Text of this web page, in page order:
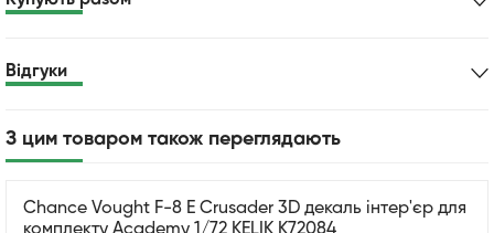
Відгуки
З цим товаром також переглядають
Chance Vought F-8 E Crusader 3D декаль інтер'єр для
комплекту Academy 1/72 KELIK K72084